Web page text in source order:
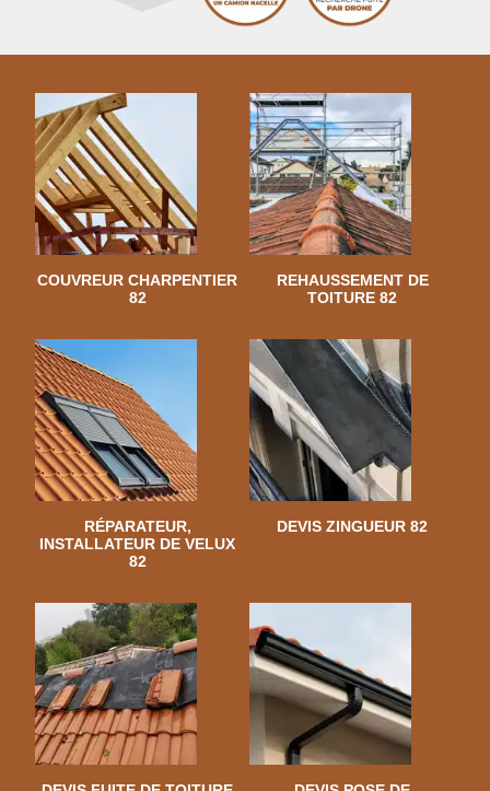
COUVREUR CHARPENTIER
82
REHAUSSEMENT DE
TOITURE 82
RÉPARATEUR,
INSTALLATEUR DE VELUX
82
DEVIS ZINGUEUR 82